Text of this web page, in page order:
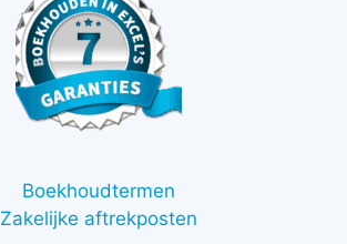
Boekhoudtermen
Zakelijke aftrekposten